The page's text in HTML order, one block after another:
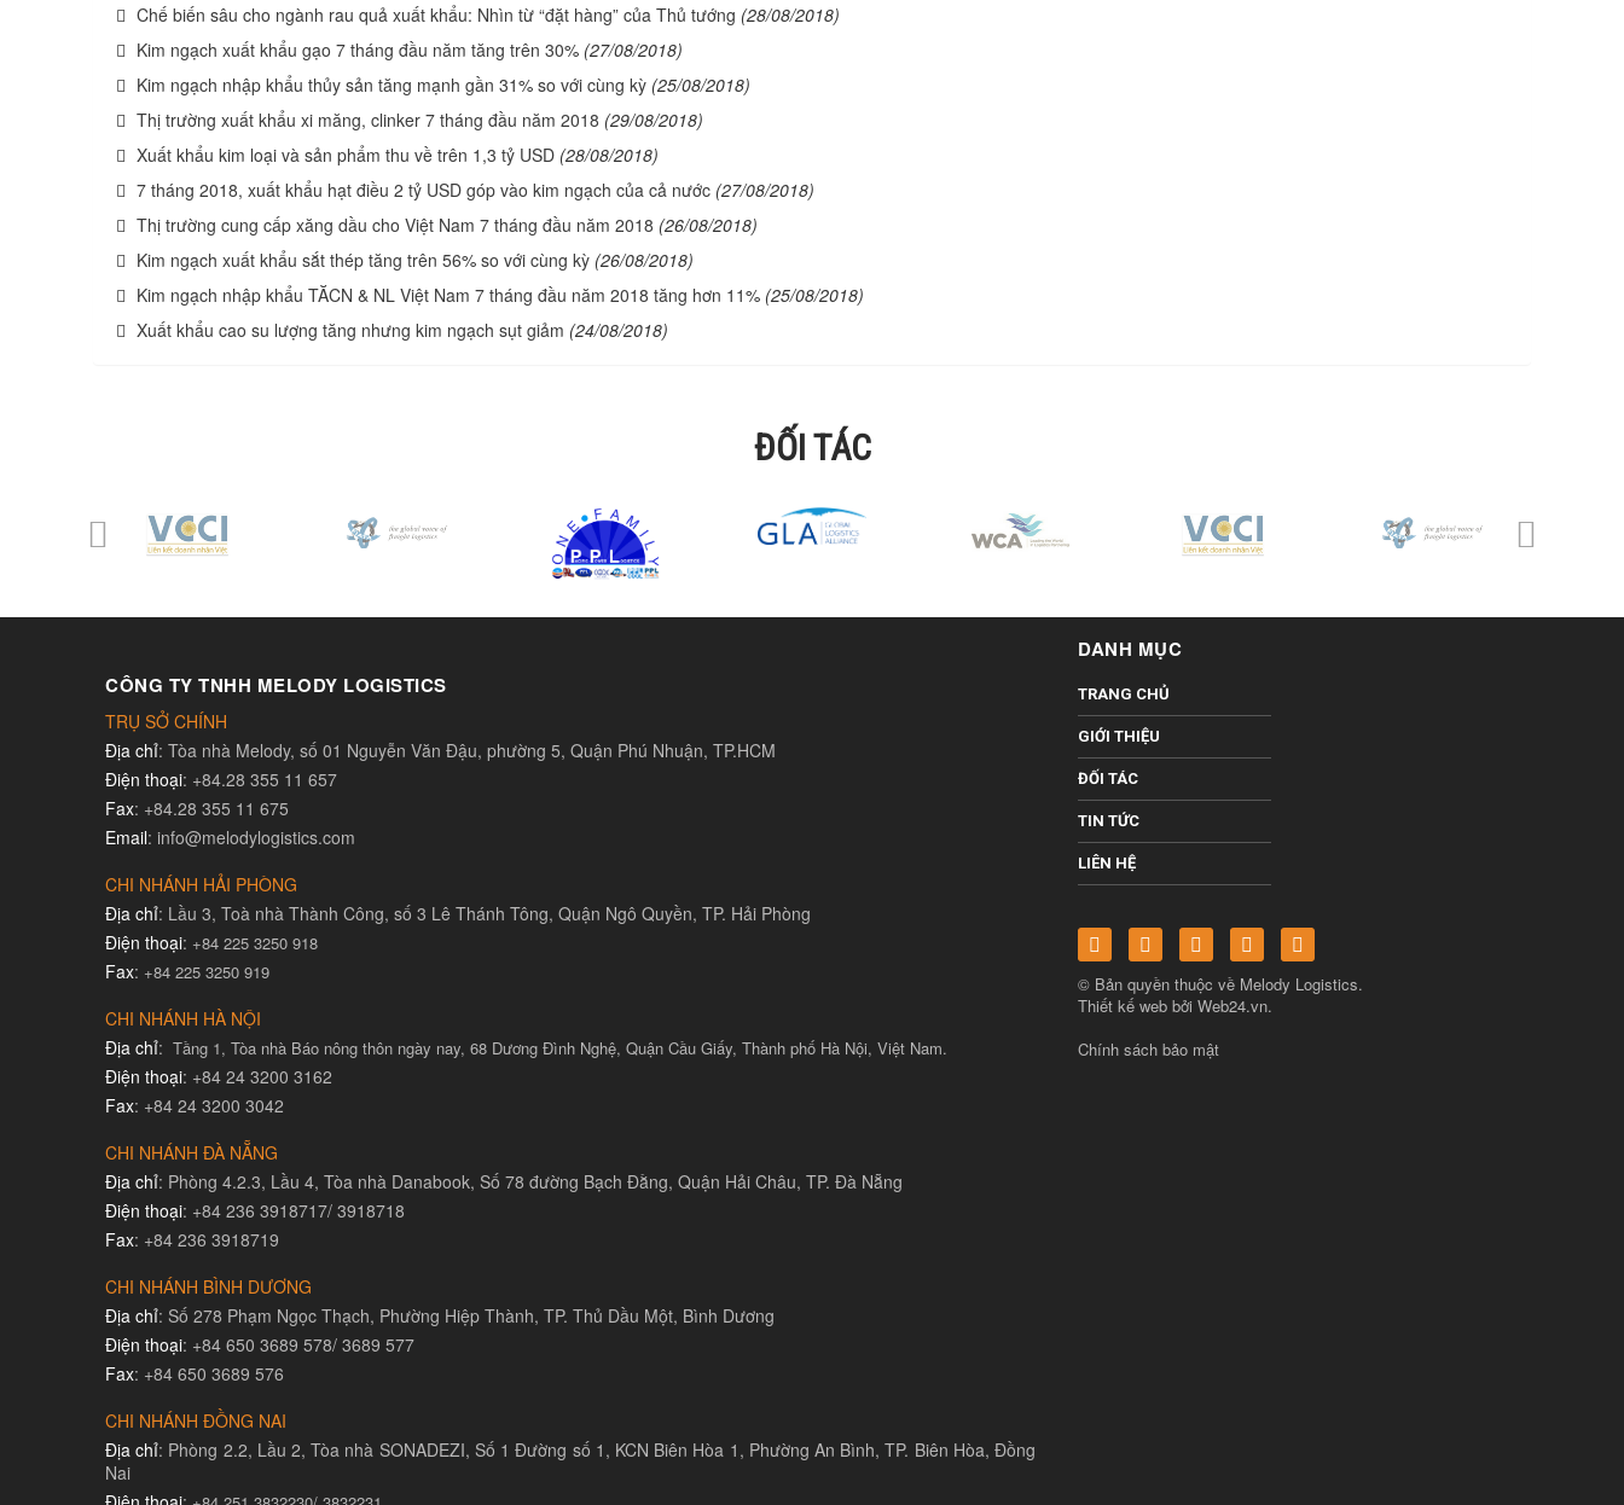
Chế biến sâu cho ngành rau quả xuất khẩu: Nhìn từ “đặt hàng” của Thủ tướng (28/08/2018)
Kim ngạch xuất khẩu gạo 7 tháng đầu năm tăng trên 30% (27/08/2018)
Kim ngạch nhập khẩu thủy sản tăng mạnh gần 31% so với cùng kỳ (25/08/2018)
Thị trường xuất khẩu xi măng, clinker 7 tháng đầu năm 2018 (29/08/2018)
Xuất khẩu kim loại và sản phẩm thu về trên 1,3 tỷ USD (28/08/2018)
7 tháng 2018, xuất khẩu hạt điều 2 tỷ USD góp vào kim ngạch của cả nước (27/08/2018)
Thị trường cung cấp xăng dầu cho Việt Nam 7 tháng đầu năm 2018 (26/08/2018)
Kim ngạch xuất khẩu sắt thép tăng trên 56% so với cùng kỳ (26/08/2018)
Kim ngạch nhập khẩu TĂCN & NL Việt Nam 7 tháng đầu năm 2018 tăng hơn 11% (25/08/2018)
Xuất khẩu cao su lượng tăng nhưng kim ngạch sụt giảm (24/08/2018)
ĐỐI TÁC
CÔNG TY TNHH MELODY LOGISTICS
TRỤ SỞ CHÍNH
Địa chỉ: Tòa nhà Melody, số 01 Nguyễn Văn Đậu, phường 5, Quận Phú Nhuận, TP.HCM
Điện thoại: +84.28 355 11 657
Fax: +84.28 355 11 675
Email: info@melodylogistics.com
CHI NHÁNH HẢI PHÒNG
Địa chỉ: Lầu 3, Toà nhà Thành Công, số 3 Lê Thánh Tông, Quận Ngô Quyền, TP. Hải Phòng
Điện thoại: +84 225 3250 918
Fax: +84 225 3250 919
CHI NHÁNH HÀ NỘI
Địa chỉ: Tầng 1, Tòa nhà Báo nông thôn ngày nay, 68 Dương Đình Nghệ, Quận Cầu Giấy, Thành phố Hà Nội, Việt Nam.
Điện thoại: +84 24 3200 3162
Fax: +84 24 3200 3042
CHI NHÁNH ĐÀ NẴNG
Địa chỉ: Phòng 4.2.3, Lầu 4, Tòa nhà Danabook, Số 78 đường Bạch Đằng, Quận Hải Châu, TP. Đà Nẵng
Điện thoại: +84 236 3918717/ 3918718
Fax: +84 236 3918719
CHI NHÁNH BÌNH DƯƠNG
Địa chỉ: Số 278 Phạm Ngọc Thạch, Phường Hiệp Thành, TP. Thủ Dầu Một, Bình Dương
Điện thoại: +84 650 3689 578/ 3689 577
Fax: +84 650 3689 576
CHI NHÁNH ĐỒNG NAI
Địa chỉ: Phòng 2.2, Lầu 2, Tòa nhà SONADEZI, Số 1 Đường số 1, KCN Biên Hòa 1, Phường An Bình, TP. Biên Hòa, Đồng
Nai
DANH MỤC
TRANG CHỦ
GIỚI THIỆU
ĐỐI TÁC
TIN TỨC
LIÊN HỆ
© Bản quyền thuộc về Melody Logistics.
Thiết kế web bởi Web24.vn.
Chính sách bảo mật